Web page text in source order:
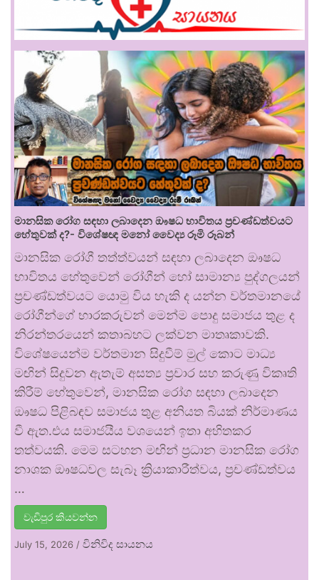
මානසික රෝග සඳහා ලබාදෙන ඖෂධ භාවිතය ප්‍රචණ්ඩත්වයට
හේතුවක් ද?- විශේෂඥ මනෝ වෛද්‍ය රූමි රූබන්
මානසික රෝගී තත්ත්වයන් සඳහා ලබාදෙන ඖෂධ
භාවිතය හේතුවෙන් රෝගීන් හෝ සාමාන්‍ය පුද්ගලයන්
ප්‍රචණ්ඩත්වයට යොමු විය හැකි ද යන්න වර්තමානයේ
රෝගීන්ගේ භාරකරුවන් මෙන්ම පොදු සමාජය තුළ ද
නිරන්තරයෙන් කතාබහට ලක්වන මාතෘකාවකි.
විශේෂයෙන්ම වර්තමාන සිදුවීම් මුල් කොට මාධ්‍ය
මඟින් සිදුවන ඇතැම් අසත්‍ය ප්‍රචාර සහ කරුණු විකෘති
කිරීම් හේතුවෙන්, මානසික රෝග සඳහා ලබාදෙන
ඖෂධ පිළිබඳව සමාජය තුළ අනියත බියක් නිර්මාණය
වී ඇත.එය සමාජයීය වශයෙන් ඉතා අහිතකර
තත්වයකි. මෙම සටහන මඟින් ප්‍රධාන මානසික රෝග
නාශක ඖෂධවල සැබෑ ක්‍රියාකාරීත්වය, ප්‍රචණ්ඩත්වය
…
වැඩිපුර කියවන්න
July 15, 2026 / විනිවිද සායනය